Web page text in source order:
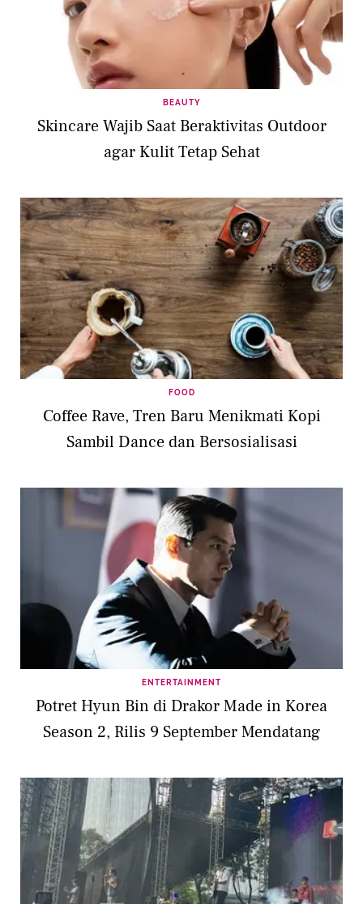
BEAUTY
Skincare Wajib Saat Beraktivitas Outdoor
agar Kulit Tetap Sehat
FOOD
Coffee Rave, Tren Baru Menikmati Kopi
Sambil Dance dan Bersosialisasi
ENTERTAINMENT
Potret Hyun Bin di Drakor Made in Korea
Season 2, Rilis 9 September Mendatang